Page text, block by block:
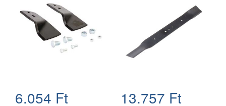
6.054 Ft 13.757 Ft